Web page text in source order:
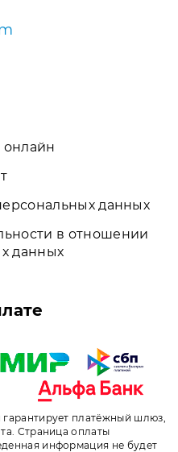
данных
в отношении
данных
платёжный шлюз,
Страница оплаты
информация не будет